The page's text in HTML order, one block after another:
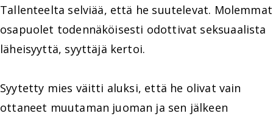
Tallenteelta selviää, että he suutelevat. Molemmat
osapuolet todennäköisesti odottivat seksuaalista
läheisyyttä, syyttäjä kertoi.
Syytetty mies väitti aluksi, että he olivat vain
ottaneet muutaman juoman ja sen jälkeen